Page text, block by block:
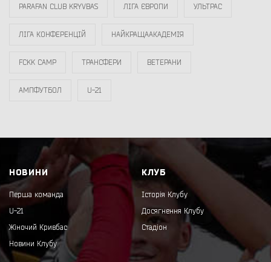
PARAFAN CLUB KRYVBAS ЛІГА ЄВРОПИ УЛЬТРАС
ЛІГА КОНФЕРЕНЦІЙ НАЙКРАЩААКАДЕМІЯ
FCKK CAMP ТРАНСФЕРИ ВЕТЕРАНИ
АМПФУТБОЛ U-21
НОВИНИ
Перша команда
U-21
Жіночий Кривбас
Новини Клубу
КЛУБ
Історія Клубу
Досягнення Клубу
Стадіон